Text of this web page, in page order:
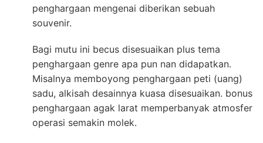
penghargaan mengenai diberikan sebuah
souvenir.
Bagi mutu ini becus disesuaikan plus tema
penghargaan genre apa pun nan didapatkan.
Misalnya memboyong penghargaan peti (uang)
sadu, alkisah desainnya kuasa disesuaikan. bonus
penghargaan agak larat memperbanyak atmosfer
operasi semakin molek.